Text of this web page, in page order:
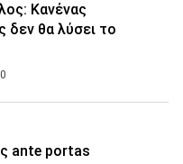
Κανένας
δεν θα λύσει το
ante portas